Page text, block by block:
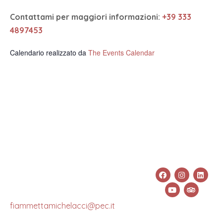
Contattami per maggiori informazioni: +39 333
4897453
Calendario realizzato da The Events Calendar
fiammettamichelacci@pec.it
Social